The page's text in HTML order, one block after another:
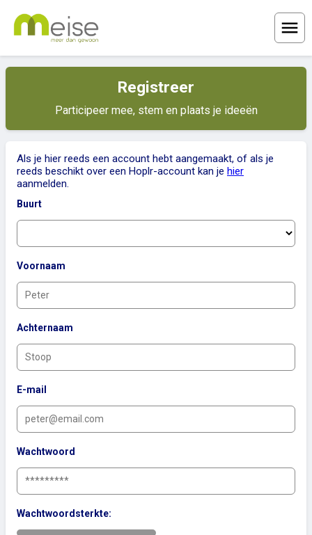
Registreer
Participeer mee, stem en plaats je ideeën
Als je hier reeds een account hebt aangemaakt, of als je
reeds beschikt over een Hoplr-account kan je hier
aanmelden.
Buurt
Voornaam
Achternaam
E-mail
Wachtwoord
Wachtwoordsterkte: